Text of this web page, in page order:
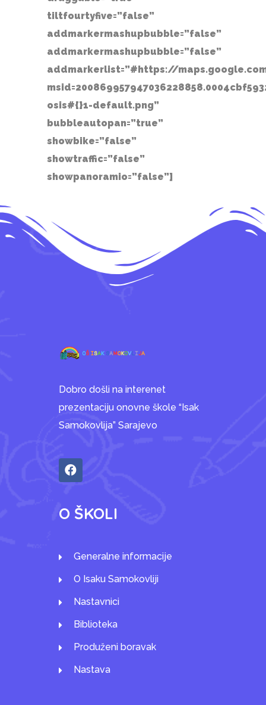
tiltfourtyfive=”false”
addmarkermashupbubble=”false”
addmarkermashupbubble=”false”
addmarkerlist=”#https://
osis#{}1-default.png”
bubbleautopan=”true”
showbike=”false”
showtraffic=”false”
showpanoramio=”false”]
Dobro došli na interenet
prezentaciju onovne škole “Isak
Samokovlija” Sarajevo
O ŠKOLI
Generalne informacije
O Isaku Samokovliji
Nastavnici
Biblioteka
Produženi boravak
Nastava